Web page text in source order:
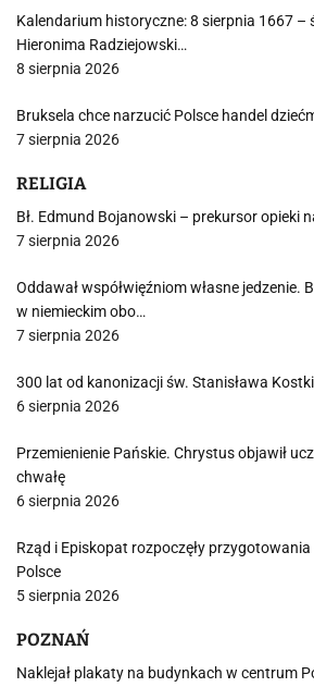
Kalendarium historyczne: 8 sierpnia 1667 –
Hieronima Radziejowski…
8 sierpnia 2026
Bruksela chce narzucić Polsce handel
7 sierpnia 2026
RELIGIA
Bł. Edmund Bojanowski – prekursor opieki
7 sierpnia 2026
Oddawał współwięźniom własne jedzenie.
w niemieckim obo…
7 sierpnia 2026
300 lat od kanonizacji św. Stanisława
6 sierpnia 2026
Przemienienie Pańskie. Chrystus objawił
chwałę
6 sierpnia 2026
Rząd i Episkopat rozpoczęły
Polsce
5 sierpnia 2026
POZNAŃ
Naklejał plakaty na budynkach w centrum